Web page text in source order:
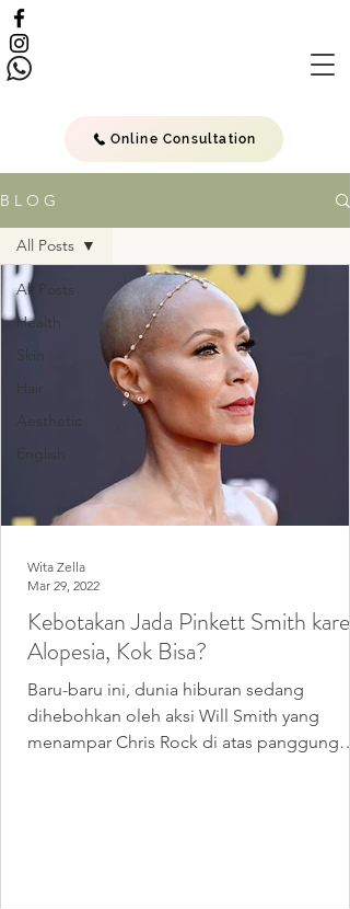
Online Consultation
B L O G
All Posts
Health
Skin
Hair
Aesthetic
English
All Posts
Kebotakan Jada Pinkett Smith
Alopesia, Kok Bisa?
Baru-baru ini, dunia hiburan sedang
dihebohkan oleh aksi Will Smith yang
menampar Chris Rock di atas panggung
Wita Zella
Mar 29, 2022